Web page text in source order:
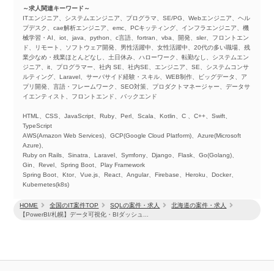
HOME 全国のIT案件TOP SQLの案件・求人
北海道の案件・求人
【PowerBI/札幌】データ可視化・BIダッシュ...
～求人関連キーワード～
ITエンジニア、システムエンジニア、プログラマ、SE/PG、Webエンジニア、ヘル
プデスク、cae解析エンジニア、emc、PCキッティング、インフラエンジニア、機
械学習・AI、iot、java、python、c言語、fortran、vba、開発、sler、フロントエン
ド、リモート、ソフトウェア開発、男性活躍中、女性活躍中、20代の多い職場、残
業少なめ・残業ほとんどなし、土日休み、ハローワーク、転勤なし、システムエン
ジニア、it、プログラマー、社内 SE、社内SE、エンジニア、SE、システムコンサ
ルティング、Laravel、サーバサイド経験・スキル、WEB制作、ビッグデータ、ア
プリ開発、言語・フレームワーク、SEO対策、プロダクトマネージャー、データサ
イエンティスト、フロントエンド、バックエンド
HTML、CSS、JavaScript、Ruby、Perl、Scala、Kotlin、C 、C++、Swift、
TypeScript
AWS(Amazon Web Services)、GCP(Google Cloud Platform)、Azure(Microsoft
Azure)、
Ruby on Rails、Sinatra、Laravel、Symfony、Django、Flask、Go(Golang)、
Gin、Revel、Spring Boot、Play Framework
Spring Boot、Ktor、Vue.js、React、Angular、Firebase、Heroku、Docker、
Kubernetes(k8s)